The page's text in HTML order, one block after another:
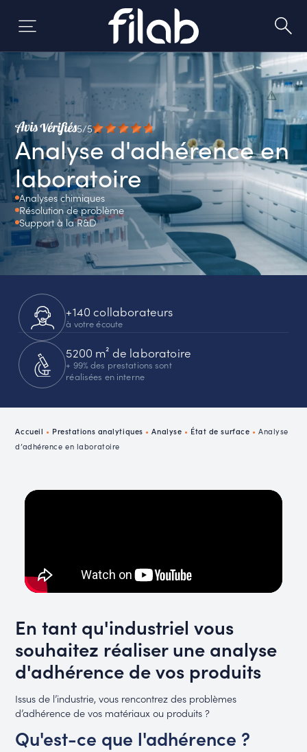
5/5
Analyse d'adhérence en
laboratoire
Analyses chimiques
Résolution de problème
Support à la R&D
+140 collaborateurs
à votre écoute
5200 m² de laboratoire
+ 99% des prestations sont
réalisées en interne
Accueil • Prestations analytiques •Analyse • État de surface • Analyse
d’adhérence en laboratoire
En tant qu'industriel vous
souhaitez réaliser une analyse
d'adhérence de vos produits
Issus de l’industrie, vous rencontrez des problèmes
d’adhérence de vos matériaux ou produits ?
Qu'est-ce que l'adhérence ?